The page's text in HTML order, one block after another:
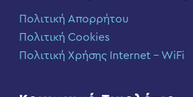
Πολιτική Απορρήτου
Πολιτική Cookies
Πολιτική Χρήσης Internet – WiFi